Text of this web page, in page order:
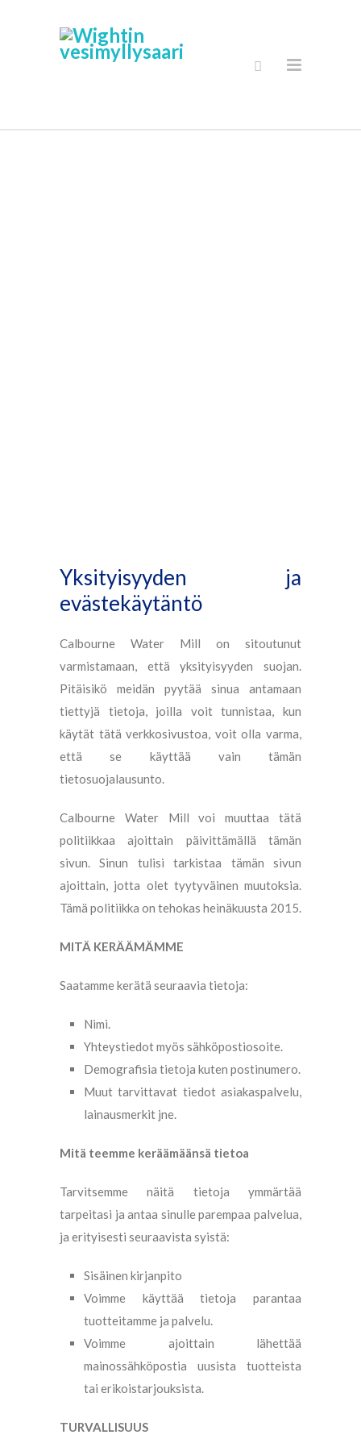
Yksityisyyden ja
evästekäytäntö
Calbourne Water Mill on sitoutunut
varmistamaan, että yksityisyyden suojan.
Pitäisikö meidän pyytää sinua antamaan
tiettyjä tietoja, joilla voit tunnistaa, kun
käytät tätä verkkosivustoa, voit olla varma,
että se käyttää vain tämän
tietosuojalausunto.
Calbourne Water Mill voi muuttaa tätä
politiikkaa ajoittain päivittämällä tämän
sivun. Sinun tulisi tarkistaa tämän sivun
ajoittain, jotta olet tyytyväinen muutoksia.
Tämä politiikka on tehokas heinäkuusta 2015.
MITÄ KERÄÄMÄMME
Saatamme kerätä seuraavia tietoja:
Nimi.
Yhteystiedot myös sähköpostiosoite.
Demografisia tietoja kuten postinumero.
Muut tarvittavat tiedot asiakaspalvelu,
lainausmerkit jne.
Mitä teemme keräämäänsä tietoa
Tarvitsemme näitä tietoja ymmärtää
tarpeitasi ja antaa sinulle parempaa palvelua,
ja erityisesti seuraavista syistä:
Sisäinen kirjanpito
Voimme käyttää tietoja parantaa
tuotteitamme ja palvelu.
Voimme ajoittain lähettää
mainossähköpostia uusista tuotteista
tai erikoistarjouksista.
TURVALLISUUS